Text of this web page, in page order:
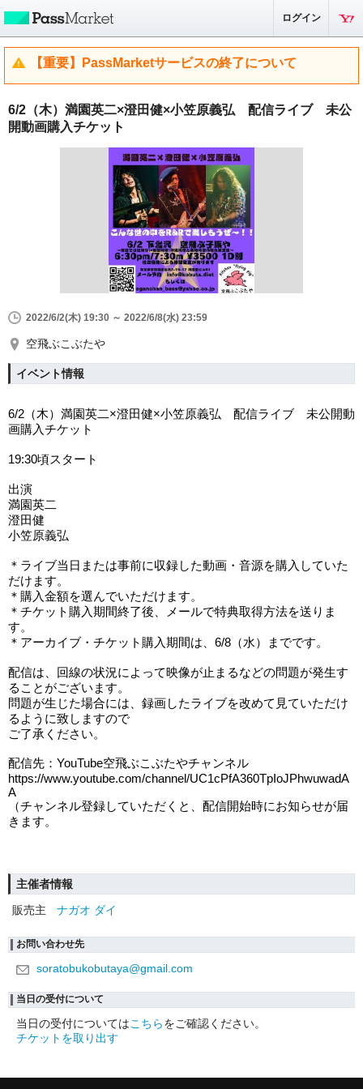
ログイン
【重要】PassMarketサービスの終了について
6/2（木）満園英二×澄田健×小笠原義弘 配信ライブ 未公
開動画購入チケット
2022/6/2(木) 19:30 ～ 2022/6/8(水) 23:59
空飛ぶこぶたや
イベント情報
6/2 （木）満園英二×澄田健×小笠原義弘 配信ライブ 未公開動
画購入チケット
19:30頃スタート
出演
満園英二
澄田健
小笠原義弘
＊ライブ当日または事前に収録した動画・音源を購入していた
だけます。
＊購入金額を選んでいただけます。
＊チケット購入期間終了後、メールで特典取得方法を送りま
す。
＊アーカイブ・チケット購入期間は、 6/8 （水）までです。
配信は、回線の状況によって映像が止まるなどの問題が発生す
ることがございます。
問題が生じた場合には、録画したライブを改めて見ていただけ
るように致しますので
ご了承ください。
配信先： YouTube空飛ぶこぶたやチャンネル
https://www.youtube.com/channel/UC1cPfA360TpIoJPhwuwadA
A
（チャンネル登録していただくと、配信開始時にお知らせが届
きます。
主催者情報
販売主
ナガオ ダイ
お問い合わせ先
soratobukobutaya@gmail.com
当日の受付について
当日の受付についてはこちらをご確認ください。
チケットを取り出す